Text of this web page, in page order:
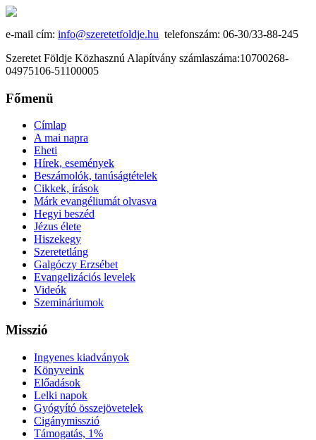
e-mail cím: info@szeretetfoldje.hu telefonszám: 06-30/33-88-245
Szeretet Földje Közhasznú Alapítvány számlaszáma:10700268-
04975106-51100005
Főmenü
Címlap
A mai napra
Eheti
Hírek, események
Beszámolók, tanúságtételek
Cikkek, írások
Márk evangéliumát olvasva
Hegyi beszéd
Jézus élete
Hiszekegy
Szeretetláng
Galgóczy Erzsébet
Evangelizációs levelek
Videók
Szemináriumok
Misszió
Ingyenes kiadványok
Könyveink
Előadások
Lelki napok
Gyógyító összejövetelek
Cigánymisszió
Támogatás, 1%